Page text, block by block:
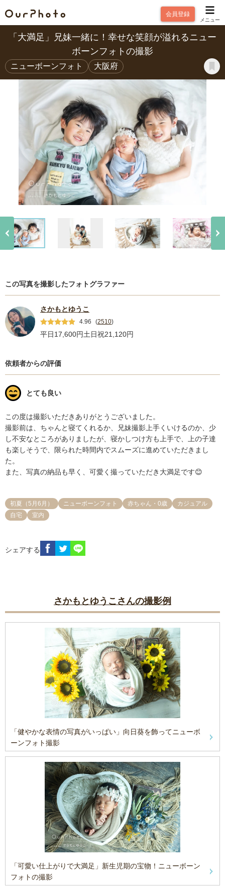
会員登録
メニュー
「大満足」兄妹一緒に！幸せな笑顔が溢れるニュー
ボーンフォトの撮影
ニューボーンフォト 大阪府
この写真を撮影したフォトグラファー
さかもとゆうこ
4.96 (2510)
平日17,600円土日祝21,120円
依頼者からの評価
とても良い
この度は撮影いただきありがとうございました。
撮影前は、ちゃんと寝てくれるか、兄妹撮影上手くいけるのか、少
し不安なところがありましたが、寝かしつけ方も上手で、上の子達
も楽しそうで、限られた時間内でスムーズに進めていただきまし
た。
また、写真の納品も早く、可愛く撮っていただき大満足です😊
初夏（5月6月） ニューボーンフォト 赤ちゃん・0歳
カジュアル
自宅
室内
シェアする
さかもとゆうこさんの撮影例
「健やかな表情の写真がいっぱい」向日葵を飾ってニューボ
ーンフォト撮影
「可愛い仕上がりで大満足」新生児期の宝物！ニューボーン
フォトの撮影